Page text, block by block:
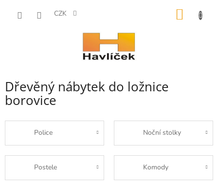
CZK
Dřevěný nábytek do ložnice
borovice
Police Noční stolky
Postele Komody